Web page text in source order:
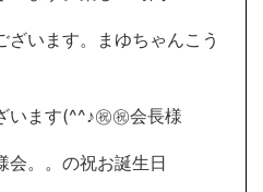
ざいます。まゆちゃんこう
います(^^♪㊗㊗会長様
。。の祝お誕生日